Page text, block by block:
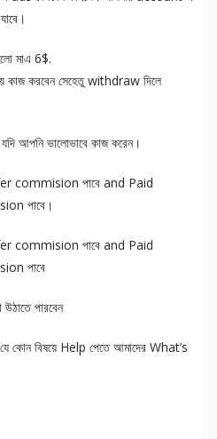
মাএ 6$.
করবেন সেহেতু withdraw দিলে
আপনি ভালোভাবে কাজ করেন।
commision পাবে and Paid
পাবে।
commision পাবে and Paid
পাবে
পারবেন
বিষয়ে Help পেতে আমাদের What’s